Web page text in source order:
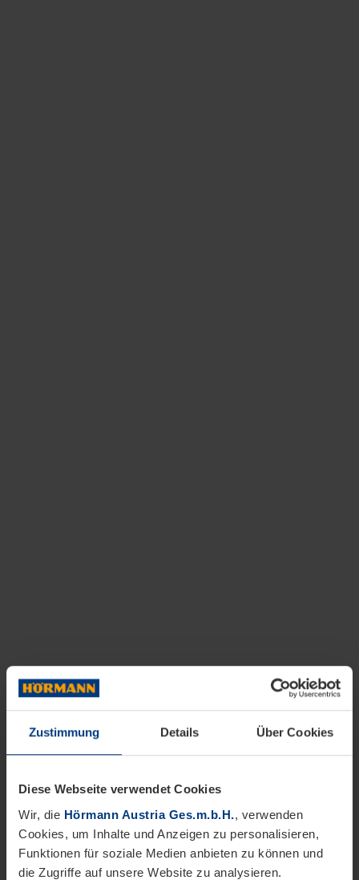
Zustimmung Details Über Cookies
Diese Webseite verwendet Cookies
Wir, die Hörmann Austria Ges.m.b.H., verwenden
Cookies, um Inhalte und Anzeigen zu personalisieren,
Funktionen für soziale Medien anbieten zu können und
die Zugriffe auf unsere Website zu analysieren.